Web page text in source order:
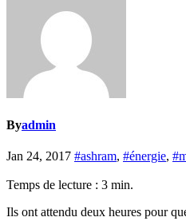
Byadmin
Jan 24, 2017 #ashram, #énergie,
Temps de lecture : 3 min.
Ils ont attendu deux heures pour